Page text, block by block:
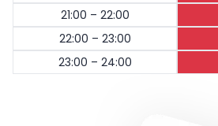
21:00 – 22:00
22:00 – 23:00
23:00 – 24:00